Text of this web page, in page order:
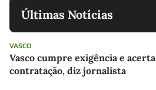
Últimas Notícias
VASCO
Vasco cumpre exigência e acerta
contratação, diz jornalista